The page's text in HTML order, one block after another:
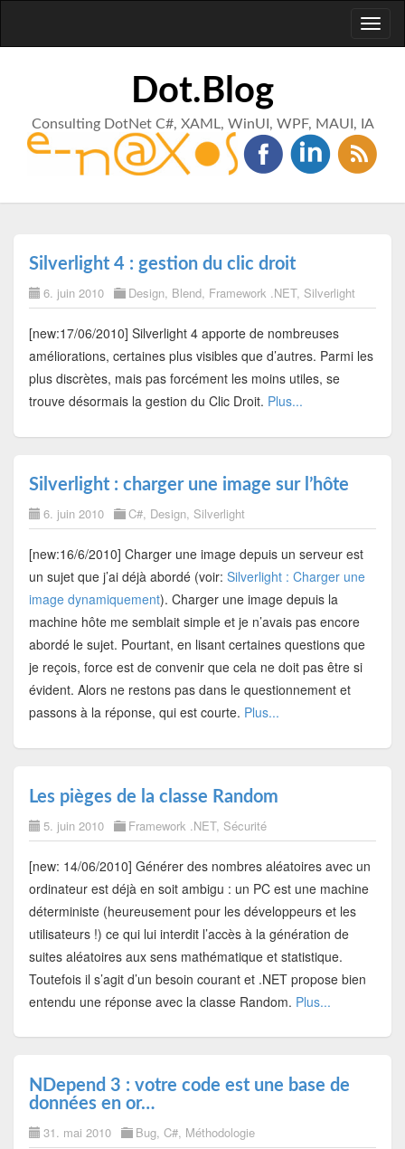
Dot.Blog
Consulting DotNet C#, XAML, WinUI, WPF, MAUI, IA
Silverlight 4 : gestion du clic droit
6. juin 2010 Design, Blend, Framework .NET, Silverlight
[new:17/06/2010] Silverlight 4 apporte de nombreuses
améliorations, certaines plus visibles que d’autres. Parmi les
plus discrètes, mais pas forcément les moins utiles, se
trouve désormais la gestion du Clic Droit. Plus...
Silverlight : charger une image sur l’hôte
6. juin 2010 C#, Design, Silverlight
[new:16/6/2010] Charger une image depuis un serveur est
un sujet que j’ai déjà abordé (voir: Silverlight : Charger une
image dynamiquement). Charger une image depuis la
machine hôte me semblait simple et je n’avais pas encore
abordé le sujet. Pourtant, en lisant certaines questions que
je reçois, force est de convenir que cela ne doit pas être si
évident. Alors ne restons pas dans le questionnement et
passons à la réponse, qui est courte. Plus...
Les pièges de la classe Random
5. juin 2010 Framework .NET, Sécurité
[new: 14/06/2010] Générer des nombres aléatoires avec un
ordinateur est déjà en soit ambigu : un PC est une machine
déterministe (heureusement pour les développeurs et les
utilisateurs !) ce qui lui interdit l’accès à la génération de
suites aléatoires aux sens mathématique et statistique.
Toutefois il s’agit d’un besoin courant et .NET propose bien
entendu une réponse avec la classe Random. Plus...
NDepend 3 : votre code est une base de
données en or…
31. mai 2010 Bug, C#, Méthodologie